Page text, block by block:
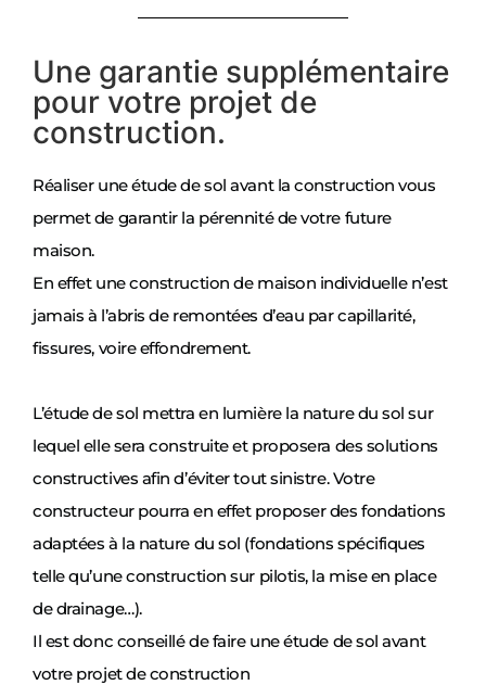
Une garantie supplémentaire
pour votre projet de
construction.
Réaliser une étude de sol avant la construction vous
permet de garantir la pérennité de votre future
maison.
En effet une construction de maison individuelle n’est
jamais à l’abris de remontées d’eau par capillarité,
fissures, voire effondrement.
L’étude de sol mettra en lumière la nature du sol sur
lequel elle sera construite et proposera des solutions
constructives afin d’éviter tout sinistre. Votre
constructeur pourra en effet proposer des fondations
adaptées à la nature du sol (fondations spécifiques
telle qu’une construction sur pilotis, la mise en place
de drainage…).
Il est donc conseillé de faire une étude de sol avant
votre projet de construction